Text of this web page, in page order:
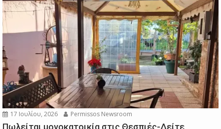
17 Ιουλίου, 2026 Permissos Newsroom
Πωλείται μονοκατοικία στις Θεσπιές-Δείτε